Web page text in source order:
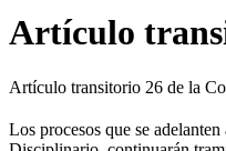
Artículo
Artículo transitorio 26 de la
Los procesos que se